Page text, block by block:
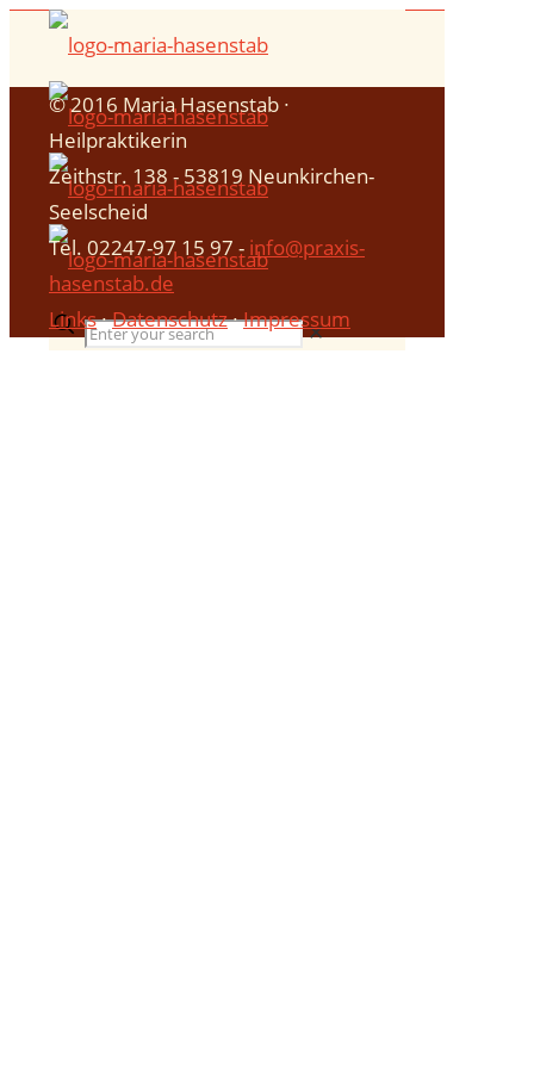
✕
© 2016 Maria Hasenstab ∙
Heilpraktikerin
Zeithstr. 138 - 53819 Neunkirchen-
Seelscheid
Tel. 02247-97 15 97 - info@praxis-
hasenstab.de
Links∙Datenschutz∙Impressum